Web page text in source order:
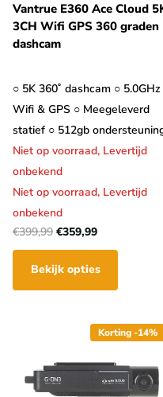
Vantrue E360 Ace Cloud
3CH Wifi GPS 360 graden
dashcam
○ 5K 360˚ dashcam ○ 5.0GHz
Wifi & GPS ○ Meegeleverd
statief ○ 512gb
Niet op voorraad, Levertijd
onbekend
Niet op voorraad, Levertijd
onbekend
€399,99 €359,99
Bekijk opties
Korting -14%